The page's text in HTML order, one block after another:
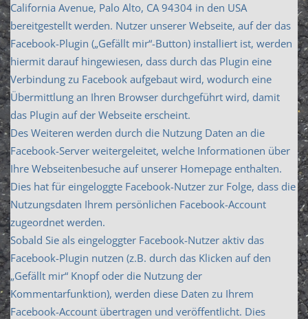
California Avenue, Palo Alto, CA 94304 in den USA
bereitgestellt werden. Nutzer unserer Webseite, auf der das
Facebook-Plugin („Gefällt mir“-Button) installiert ist, werden
hiermit darauf hingewiesen, dass durch das Plugin eine
Verbindung zu Facebook aufgebaut wird, wodurch eine
Übermittlung an Ihren Browser durchgeführt wird, damit
das Plugin auf der Webseite erscheint.
Des Weiteren werden durch die Nutzung Daten an die
Facebook-Server weitergeleitet, welche Informationen über
Ihre Webseitenbesuche auf unserer Homepage enthalten.
Dies hat für eingeloggte Facebook-Nutzer zur Folge, dass die
Nutzungsdaten Ihrem persönlichen Facebook-Account
zugeordnet werden.
Sobald Sie als eingeloggter Facebook-Nutzer aktiv das
Facebook-Plugin nutzen (z.B. durch das Klicken auf den
„Gefällt mir“ Knopf oder die Nutzung der
Kommentarfunktion), werden diese Daten zu Ihrem
Facebook-Account übertragen und veröffentlicht. Dies